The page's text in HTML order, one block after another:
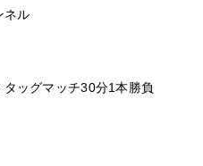
ネル
ッグマッチ30分1本勝負